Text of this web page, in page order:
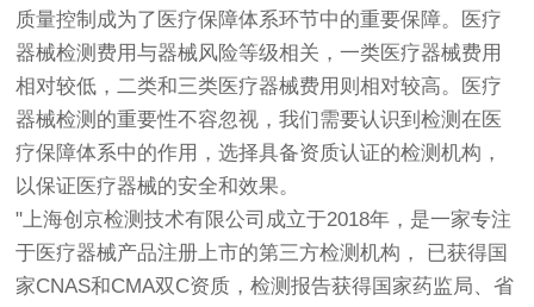
质量控制成为了医疗保障体系环节中的重要保障。医疗
器械检测费用与器械风险等级相关，一类医疗器械费用
相对较低，二类和三类医疗器械费用则相对较高。医疗
器械检测的重要性不容忽视，我们需要认识到检测在医
疗保障体系中的作用，选择具备资质认证的检测机构，
以保证医疗器械的安全和效果。
"上海创京检测技术有限公司成立于2018年，是一家专注
于医疗器械产品注册上市的第三方检测机构， 已获得国
家CNAS和CMA双C资质，检测报告获得国家药监局、省